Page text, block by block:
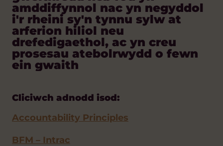
amddiffynnol nac yn negyddol
i'r rheini sy'n tynnu sylw at
arferion hiliol neu
drefedigaethol, ac yn creu
prosesau atebolrwydd o fewn
ein gwaith
Cliciwch adnodd isod:
Accountability Principles
BFM – Intrac